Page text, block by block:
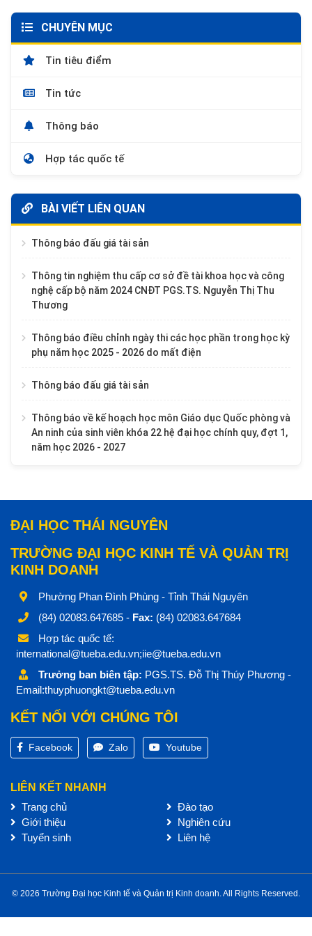
CHUYÊN MỤC
Tin tiêu điểm
Tin tức
Thông báo
Hợp tác quốc tế
BÀI VIẾT LIÊN QUAN
Thông báo đấu giá tài sản
Thông tin nghiệm thu cấp cơ sở đề tài khoa học và công
nghệ cấp bộ năm 2024 CNĐT PGS.TS. Nguyễn Thị Thu
Thương
Thông báo điều chỉnh ngày thi các học phần trong học kỳ
phụ năm học 2025 - 2026 do mất điện
Thông báo đấu giá tài sản
Thông báo về kế hoạch học môn Giáo dục Quốc phòng và
An ninh của sinh viên khóa 22 hệ đại học chính quy, đợt 1,
năm học 2026 - 2027
ĐẠI HỌC THÁI NGUYÊN
TRƯỜNG ĐẠI HỌC KINH TẾ VÀ QUẢN TRỊ
KINH DOANH
Phường Phan Đình Phùng - Tỉnh Thái Nguyên
(84) 02083.647685 - Fax: (84) 02083.647684
Hợp tác quốc tế:
international@tueba.edu.vn;iie@tueba.edu.vn
Trưởng ban biên tập: PGS.TS. Đỗ Thị Thúy Phương -
Email:thuyphuongkt@tueba.edu.vn
KẾT NỐI VỚI CHÚNG TÔI
Facebook Zalo Youtube
LIÊN KẾT NHANH
Trang chủ
Giới thiệu
Tuyển sinh
Đào tạo
Nghiên cứu
Liên hệ
© 2026 Trường Đại học Kinh tế và Quản trị Kinh doanh. All Rights Reserved.